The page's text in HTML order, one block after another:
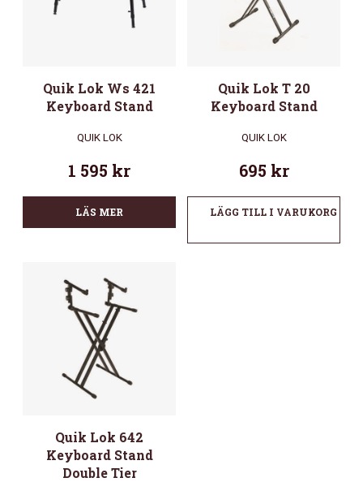
Quik Lok Ws 421
Keyboard Stand
QUIK LOK
1 595 kr
LÄS MER
Quik Lok T 20
Keyboard Stand
QUIK LOK
695 kr
LÄGG TILL I VARUKORG
Quik Lok 642
Keyboard Stand
Double Tier